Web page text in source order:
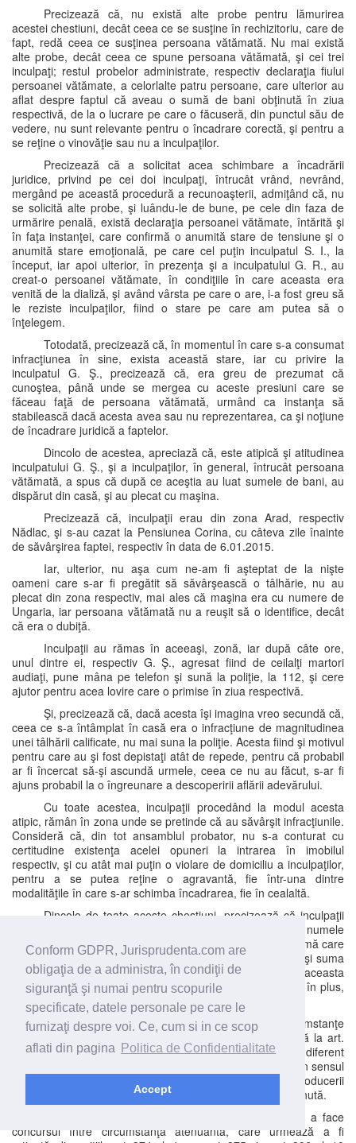
Conform GDPR, Jurisprudenta.com are
obligaţia de a administra, în condiţii de
siguranţă şi numai pentru scopurile
specificate, datele personale pe care le
furnizaţi despre voi. Ce, cum si in ce scop
aflati din pagina
Politica de Confidentialitate
Accept
Precizează că, nu există alte probe pentru lămurirea
acestei chestiuni, decât ceea ce se susţine în rechizitoriu, care de
fapt, redă ceea ce susţinea persoana vătămată. Nu mai există
alte probe, decât ceea ce spune persoana vătămată, şi cei trei
inculpaţi; restul probelor administrate, respectiv declaraţia fiului
persoanei vătămate, a celorlalte patru persoane, care ulterior au
aflat despre faptul că aveau o sumă de bani obţinută în ziua
respectivă, de la o lucrare pe care o făcuseră, din punctul său de
vedere, nu sunt relevante pentru o încadrare corectă, şi pentru a
se reţine o vinovăţie sau nu a inculpaţilor.
Precizează că a solicitat acea schimbare a încadrării
juridice, privind pe cei doi inculpaţi, întrucât vrând, nevrând,
mergând pe această procedură a recunoaşterii, admiţând că, nu
se solicită alte probe, şi luându-le de bune, pe cele din faza de
urmărire penală, există declaraţia persoanei vătămate, întărită şi
în faţa instanţei, care confirmă o anumită stare de tensiune şi o
anumită stare emoţională, pe care cel puţin inculpatul S. I., la
început, iar apoi ulterior, în prezenţa şi a inculpatului G. R., au
creat-o persoanei vătămate, în condiţiile în care aceasta era
venită de la dializă, şi având vârsta pe care o are, i-a fost greu să
le reziste inculpaţilor, fiind o stare pe care am putea să o
înţelegem.
Totodată, precizează că, în momentul în care s-a consumat
infracţiunea în sine, exista această stare, iar cu privire la
inculpatul G. Ş., precizează că, era greu de prezumat că
cunoştea, până unde se mergea cu aceste presiuni care se
făceau faţă de persoana vătămată, urmând ca instanţa să
stabilească dacă acesta avea sau nu reprezentarea, ca şi noţiune
de încadrare juridică a faptelor.
Dincolo de acestea, apreciază că, este atipică şi atitudinea
inculpatului G. Ş., şi a inculpaţilor, în general, întrucât persoana
vătămată, a spus că după ce aceştia au luat sumele de bani, au
dispărut din casă, şi au plecat cu maşina.
Precizează că, inculpaţii erau din zona Arad, respectiv
Nădlac, şi s-au cazat la Pensiunea Corina, cu câteva zile înainte
de săvârşirea faptei, respectiv în data de 6.01.2015.
Iar, ulterior, nu aşa cum ne-am fi aşteptat de la nişte
oameni care s-ar fi pregătit să săvârşească o tâlhărie, nu au
plecat din zona respectiv, mai ales că maşina era cu numere de
Ungaria, iar persoana vătămată nu a reuşit să o identifice, decât
că era o dubiţă.
Inculpaţii au rămas în aceeaşi, zonă, iar după câte ore,
unul dintre ei, respectiv G. Ş., agresat fiind de ceilalţi martori
audiaţi, pune mâna pe telefon şi sună la poliţie, la 112, şi cere
ajutor pentru acea lovire care o primise în ziua respectivă.
Şi, precizează că, dacă acesta îşi imagina vreo secundă că,
ceea ce s-a întâmplat în casă era o infracţiune de magnitudinea
unei tâlhării calificate, nu mai suna la poliţie. Acesta fiind şi motivul
pentru care au şi fost depistaţi atât de repede, pentru că probabil
ar fi încercat să-şi ascundă urmele, ceea ce nu au făcut, s-ar fi
ajuns probabil la o îngreunare a descoperirii aflării adevărului.
Cu toate acestea, inculpaţii procedând la modul acesta
atipic, rămân în zona unde se pretinde că au săvârşit infracţiunile.
Consideră că, din tot ansamblul probator, nu s-a conturat cu
certitudine existenţa acelei opuneri la intrarea în imobilul
respectiv, şi cu atât mai puţin o violare de domiciliu a inculpaţilor,
pentru a se putea reţine o agravantă, fie într-una dintre
modalităţile în care s-ar schimba încadrarea, fie în cealaltă.
Dincolo de toate aceste chestiuni, precizează că inculpaţii
din data de 27.01.2015 şi-au asumat vina, şi au depus pe numele
persoanei vătămate, o recipisă la CEC, cu diferenţa de sumă care
a fost ridicată de la unul dintre inculpaţi, respectiv G. R., şi suma
pe care o pretindea persoana vătămată, şi mai mult, deşi aceasta
nu a solicitat, inculpaţii au înţeles să o şi despăgubească în plus,
pe persoana vătămată, pentru suferinţa produsă.
Deşi legiuitorul, exclude ca şi reţinerea de circumstanţe
atenuante, plata daunelor civile, în modalitatea prevăzută la art.
75 al. 1 lit. d cp, respectiv pentru anumite infracţiuni, indiferent
dacă s-a plătit sau nu; totuşi, există art. 75 al. 2 lit. a Cp, în sensul
că inculpaţii au încercat să diminueze consecinţele producerii
faptei, fiind o circumstanţă atenuantă, care solicită a fi reţinută.
De asemenea, menţionează că instanţa urmează a face
concursul între circumstanţa atenuantă, care urmează a fi